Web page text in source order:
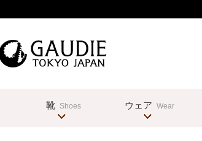
靴 Shoes ウェア Wear